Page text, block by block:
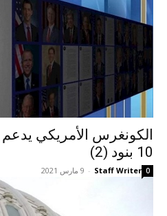
الكونغرس الأمريكي
10 بنود (2)
Staff Writer
- 9 مارس 2021 0